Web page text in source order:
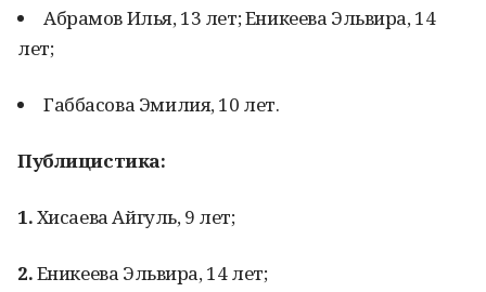
Абрамов Илья, 13 лет; Еникеева Эльвира, 14
лет;
Габбасова Эмилия, 10 лет.
Публицистика:
1.Хисаева Айгуль, 9 лет;
2.Еникеева Эльвира, 14 лет;